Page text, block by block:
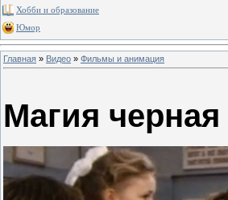
Хобби и образование
Юмор
Главная » Видео » Фильмы и анимация
Магия